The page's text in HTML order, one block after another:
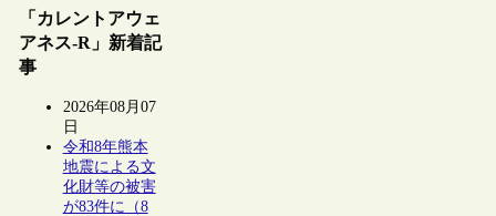
「カレントアウェ
アネス-R」新着記
事
2026年08月07
日
令和8年熊本
地震による文
化財等の被害
が83件に（8